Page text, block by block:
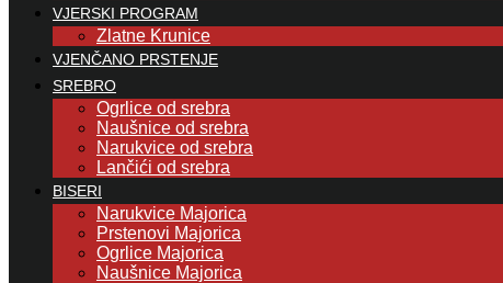
VJERSKI PROGRAM
Zlatne Krunice
VJENČANO PRSTENJE
SREBRO
Ogrlice od srebra
Naušnice od srebra
Narukvice od srebra
Lančići od srebra
BISERI
Narukvice Majorica
Prstenovi Majorica
Ogrlice Majorica
Naušnice Majorica